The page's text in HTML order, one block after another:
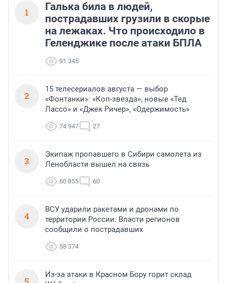
1
Галька била в людей,
пострадавших грузили в скорые
на лежаках. Что происходило в
Геленджике после атаки БПЛА
91 345
2
15 телесериалов августа — выбор
«Фонтанки»: «Коп-звезда», новые «Тед
Лассо» и «Джек Ричер», «Одержимость»
74 947 27
3
Экипаж пропавшего в Сибири самолета из
Ленобласти вышел на связь
60 855 60
4
ВСУ ударили ракетами и дронами по
территории России. Власти регионов
сообщили о пострадавших
58 374
Из-за атаки в Красном Бору горит склад